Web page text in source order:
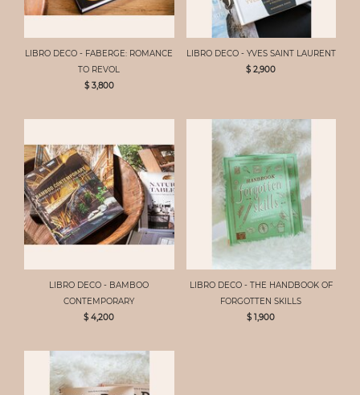
LIBRO DECO - FABERGE: ROMANCE
TO REVOL
$ 3,800
LIBRO DECO - YVES SAINT LAURENT
$ 2,900
LIBRO DECO - BAMBOO
CONTEMPORARY
$ 4,200
LIBRO DECO - THE HANDBOOK OF
FORGOTTEN SKILLS
$ 1,900